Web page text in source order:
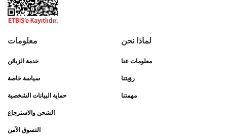
معلومات
خدمة الزبائن
سياسة خاصة
حماية البيانات الشخصية
الشحن والاسترجاع
التسوق الآمن
لماذا نحن
معلومات عنا
رؤيتنا
مهمتنا